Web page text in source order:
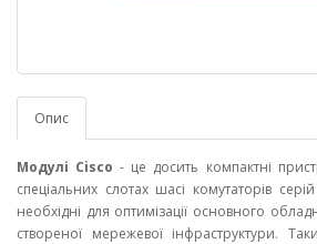
Опис
Модулі Cisco - це досить компактні
спеціальних слотах шасі комутаторів
необхідні для оптимізації основного
створеної мережевої інфраструктури.